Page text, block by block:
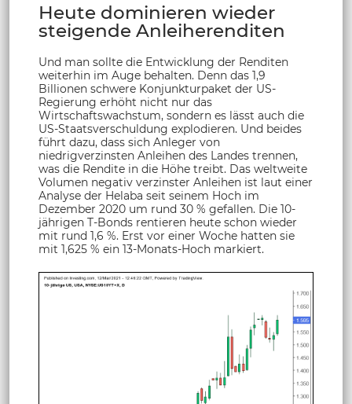
Heute dominieren wieder
steigende Anleiherenditen
Und man sollte die Entwicklung der Renditen
weiterhin im Auge behalten. Denn das 1,9
Billionen schwere Konjunkturpaket der US-
Regierung erhöht nicht nur das
Wirtschaftswachstum, sondern es lässt auch die
US-Staatsverschuldung explodieren. Und beides
führt dazu, dass sich Anleger von
niedrigverzinsten Anleihen des Landes trennen,
was die Rendite in die Höhe treibt. Das weltweite
Volumen negativ verzinster Anleihen ist laut einer
Analyse der Helaba seit seinem Hoch im
Dezember 2020 um rund 30 % gefallen. Die 10-
jährigen T-Bonds rentieren heute schon wieder
mit rund 1,6 %. Erst vor einer Woche hatten sie
mit 1,625 % ein 13-Monats-Hoch markiert.